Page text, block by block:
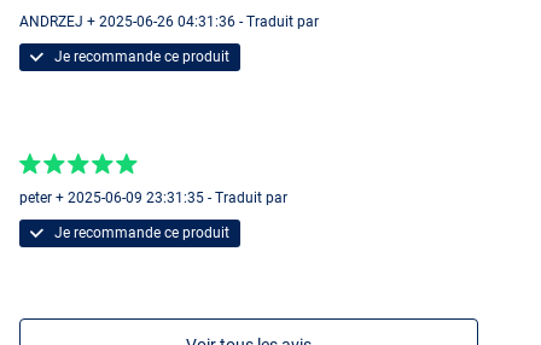
ANDRZEJ + 2025-06-26 04:31:36 - Traduit par
Je recommande ce produit
peter + 2025-06-09 23:31:35 - Traduit par
Je recommande ce produit